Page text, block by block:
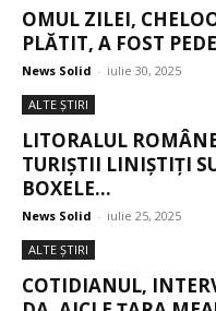
OMUL ZILEI,
PLĂTIT, A FOST
News Solid - iulie 30, 2025
ALTE ŞTIRI
LITORALUL
TURIȘTII LINIȘTIȚI
BOXELE...
News Solid - iulie 25, 2025
ALTE ŞTIRI
COTIDIANUL,